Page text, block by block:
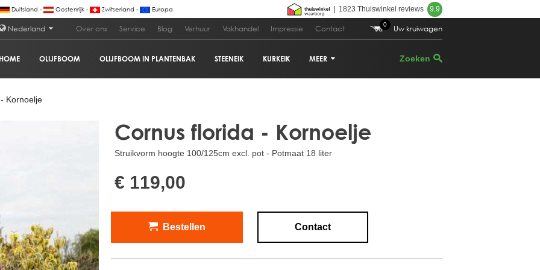
Duitsland - Oostenrijk - Zwitserland - Europa 1823 Thuiswinkel reviews 9.9
Nederland Over ons Service Blog Verhuur Vakhandel Impressie Contact 0 Uw kruiwagen
HOME OLIJFBOOM OLIJFBOOM IN PLANTENBAK STEENEIK KURKEIK MEER
PALMBOOM
CITRUSBOOM
PLANTENBAKKEN
Bestellen
€ 119,00
Kornoelje
Cornus florida - Kornoelje
Struikvorm hoogte 100/125cm excl. pot - Potmaat 18 liter
€ 119,00
Bestellen Contact